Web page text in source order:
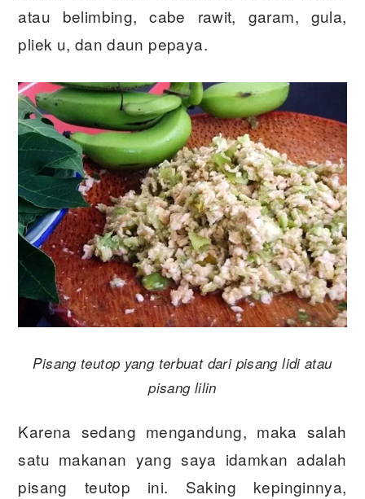
atau belimbing, cabe rawit, garam, gula,
pliek u, dan daun pepaya.
Pisang teutop yang terbuat dari pisang lidi atau
pisang lilin
Karena sedang mengandung, maka salah
satu makanan yang saya idamkan adalah
pisang teutop ini. Saking kepinginnya,